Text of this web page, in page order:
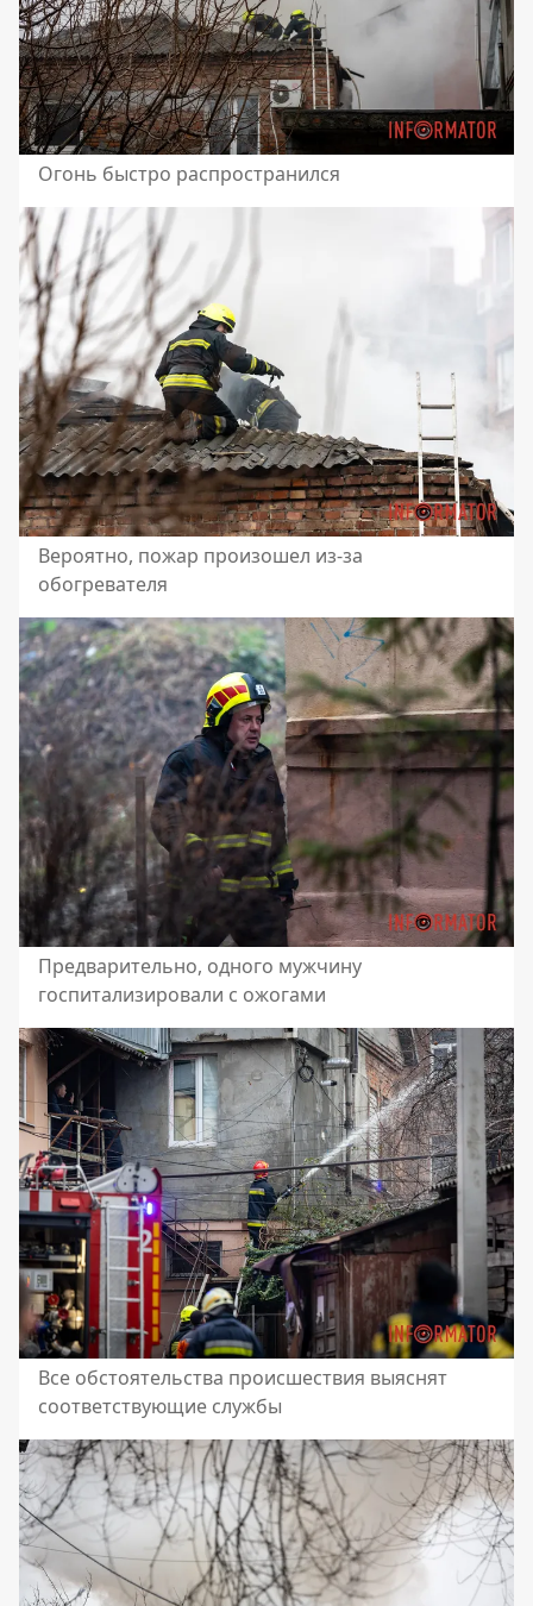
Огонь быстро распространился
Вероятно, пожар произошел из-за
обогревателя
Предварительно, одного мужчину
госпитализировали с ожогами
Все обстоятельства происшествия выяснят
соответствующие службы